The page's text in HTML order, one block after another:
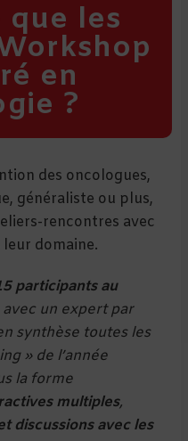
que les
en
?
des oncologues,
généraliste ou plus,
rencontres avec
domaine.
participants au
un expert par
synthèse toutes les
» de l’année
la forme
multiples,
discussions avec les